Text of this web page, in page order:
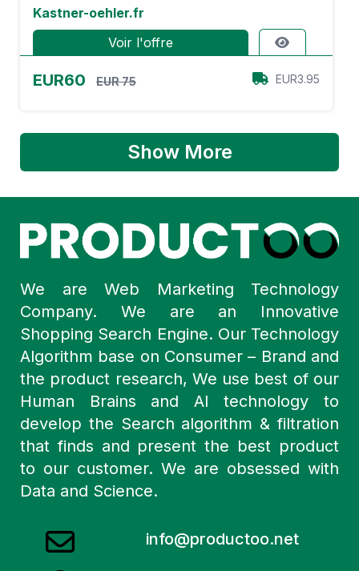
Kastner-oehler.fr
Voir l'offre
EUR60 EUR 75 EUR3.95
Show More
We are Web Marketing Technology
Company. We are an Innovative
Shopping Search Engine. Our Technology
Algorithm base on Consumer – Brand and
the product research, We use best of our
Human Brains and AI technology to
develop the Search algorithm & filtration
that finds and present the best product
to our customer. We are obsessed with
Data and Science.
info@productoo.net